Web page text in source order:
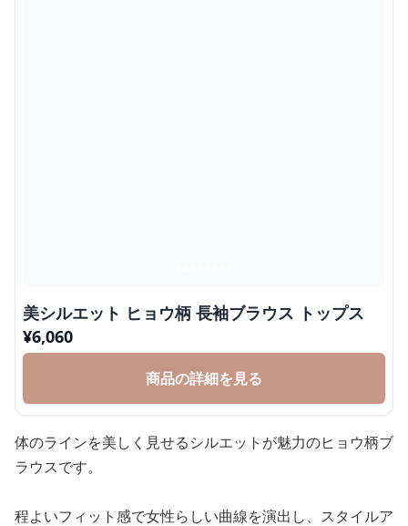
美シルエット ヒョウ柄 長袖ブラウス トップス
¥6,060
商品の詳細を見る
体のラインを美しく見せるシルエットが魅力のヒョウ柄ブ
ラウスです。
程よいフィット感で女性らしい曲線を演出し、スタイルア